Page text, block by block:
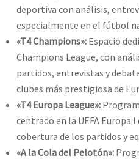
deportiva con análisis,
especialmente en el fútbol
«T4 Champions»: Espacio
Champions League, con
partidos, entrevistas y
clubes más prestigiosa de
«T4 Europa League»:
centrado en la UEFA Europa
cobertura de los partidos y
«A la Cola del Pelotón»: